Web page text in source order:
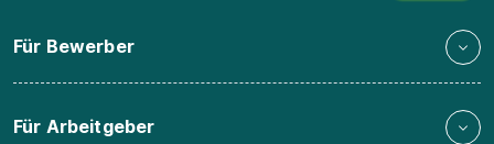
Für Bewerber
Für Arbeitgeber